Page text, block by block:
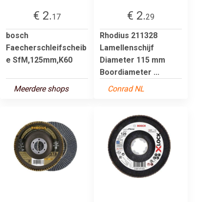
€ 2.17
bosch
Faecherschleifscheib
e SfM,125mm,K60
Meerdere shops
€ 2.29
Rhodius 211328
Lamellenschijf
Diameter 115 mm
Boordiameter ...
Conrad NL